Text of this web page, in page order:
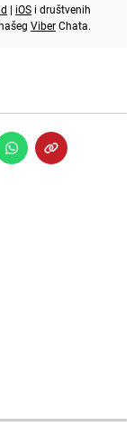
| iOS i društvenih
ViberChata.